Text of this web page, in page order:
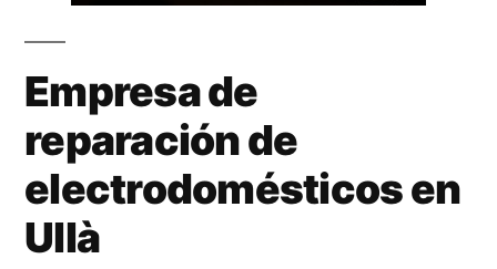
Empresa de
reparación de
electrodomésticos en
Ullà